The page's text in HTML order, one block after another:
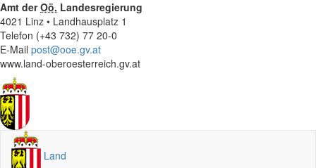
Amt derOö. Landesregierung
4021 Linz • Landhausplatz 1
Telefon (+43 732) 77 20-0
E-Mail post@ooe.gv.at
www.land-oberoesterreich.gv.at
Land